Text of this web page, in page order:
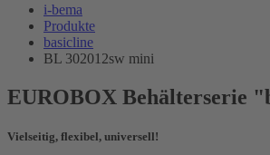
i-bema
Produkte
basicline
BL 302012sw mini
EUROBOX Behälterserie
Vielseitig, flexibel, universell!